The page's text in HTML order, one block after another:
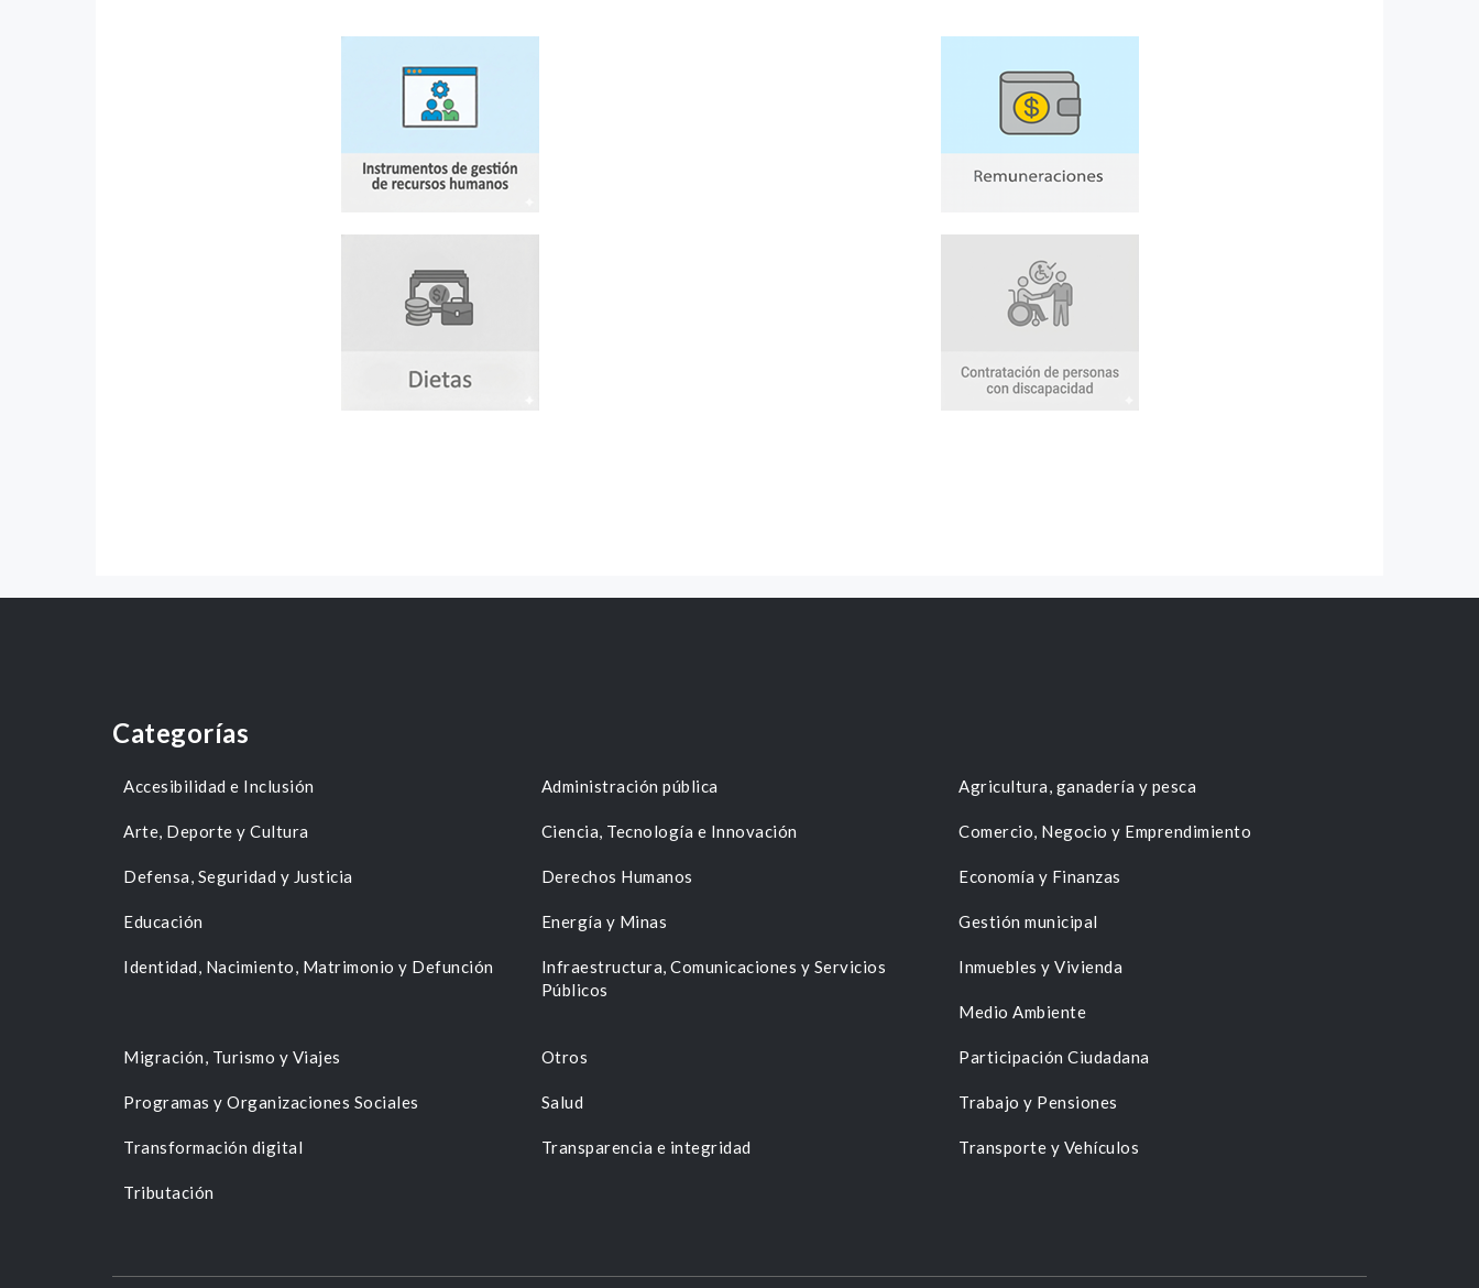
Categorías
Accesibilidad e Inclusión Administración pública Agricultura, ganadería y pesca
Arte, Deporte y Cultura Ciencia, Tecnología e Innovación Comercio, Negocio y Emprendimiento
Defensa, Seguridad y Justicia Derechos Humanos Economía y Finanzas
Educación Energía y Minas Gestión municipal
Identidad, Nacimiento, Matrimonio y Defunción
Infraestructura, Comunicaciones y Servicios
Públicos
Inmuebles y Vivienda
Medio Ambiente
Migración, Turismo y Viajes Otros Participación Ciudadana
Programas y Organizaciones Sociales Salud Trabajo y Pensiones
Transformación digital Transparencia e integridad Transporte y Vehículos
Tributación